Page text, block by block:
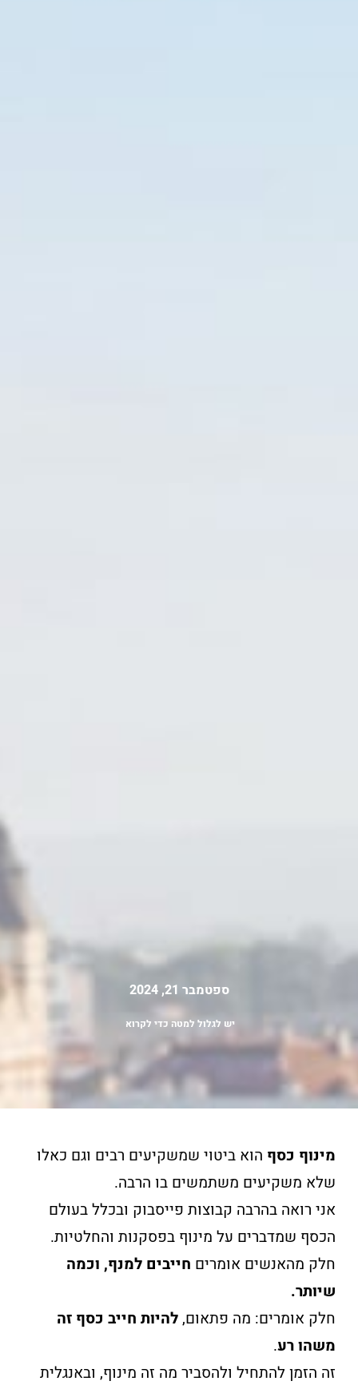
ספטמבר 21, 2024
יש לגלול למטה כדי לקרוא
מינוף כסף הוא ביטוי שמשקיעים רבים וגם כאלו
שלא משקיעים משתמשים בו הרבה.
אני רואה בהרבה קבוצות פייסבוק ובכלל בעולם
הכסף שמדברים על מינוף בפסקנות והחלטיות.
חלק מהאנשים אומרים חייבים למנף, וכמה
שיותר.
חלק אומרים: מה פתאום,להיות חייב כסף זה
משהו רע.
זה הזמן להתחיל ולהסביר מה זה מינוף, ובאנגלית